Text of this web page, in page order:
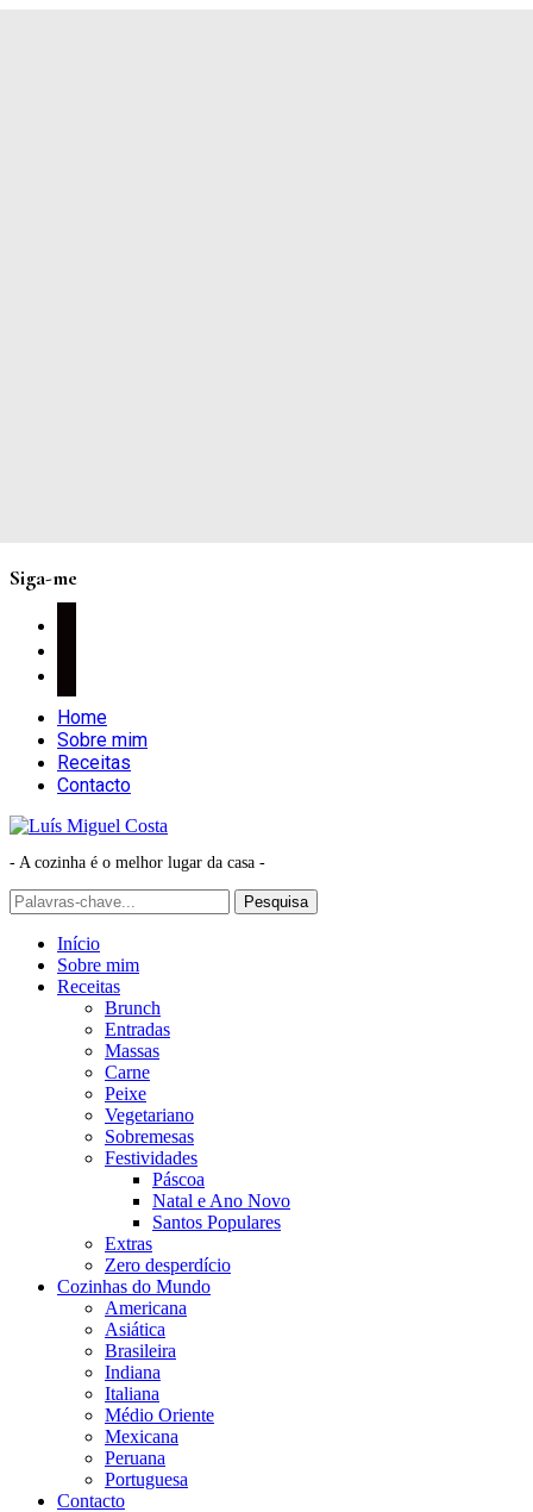
Siga-me
Home
Sobre mim
Receitas
Contacto
- A cozinha é o melhor lugar da casa -
Início
Sobre mim
Receitas
Brunch
Entradas
Massas
Carne
Peixe
Vegetariano
Sobremesas
Festividades
Páscoa
Natal e Ano Novo
Santos Populares
Extras
Zero desperdício
Cozinhas do Mundo
Americana
Asiática
Brasileira
Indiana
Italiana
Médio Oriente
Mexicana
Peruana
Portuguesa
Contacto